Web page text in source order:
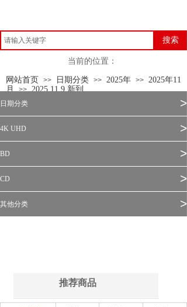
搜索
当前的位置：
网站首页 >> 日期分类 >> 2025年 >> 2025年11
月 >> 2025.11.9 新到
日期分类 >
4K UHD >
BD >
CD >
其他分类 >
推荐商品